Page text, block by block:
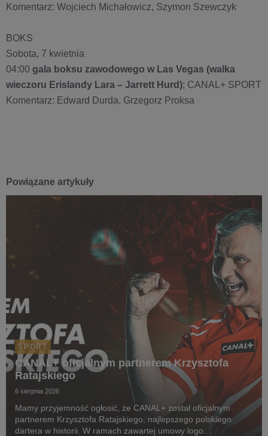
Komentarz: Wojciech Michałowicz, Szymon Szewczyk
BOKS
Sobota, 7 kwietnia
04:00 gala boksu zawodowego w Las Vegas (walka
wieczoru Erislandy Lara – Jarrett Hurd); CANAL+ SPORT
Komentarz: Edward Durda, Grzegorz Proksa
Powiązane artykuły
SPORT
CANAL+ oficjalnym partnerem Krzysztofa
Ratajskiego
6 sierpnia 2026
Mamy przyjemność ogłosić, że CANAL+ został oficjalnym
partnerem Krzysztofa Ratajskiego, najlepszego polskiego
dartera w historii. W ramach zawartej umowy logo